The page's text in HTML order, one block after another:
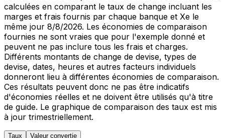
calculées en comparant le taux de change incluant les
marges et frais fournis par chaque banque et Xe le
même jour 8/8/2026. Les économies de comparaison
fournies ne sont vraies que pour l'exemple donné et
peuvent ne pas inclure tous les frais et charges.
Différents montants de change de devise, types de
devise, dates, heures et autres facteurs individuels
donneront lieu à différentes économies de comparaison.
Ces résultats peuvent donc ne pas être indicatifs
d'économies réelles et ne doivent être utilisés qu'à titre
de guide. Le graphique de comparaison des taux est mis
à jour trimestriellement.
Taux Valeur convertie